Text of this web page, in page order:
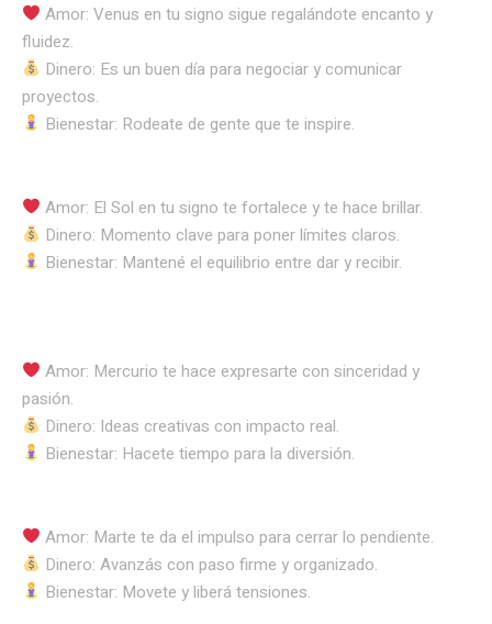
Amor: Venus en tu signo sigue regalándote encanto y
fluidez.
Dinero: Es un buen día para negociar y comunicar
proyectos.
Bienestar: Rodeate de gente que te inspire.
Amor: El Sol en tu signo te fortalece y te hace brillar.
Dinero: Momento clave para poner límites claros.
Bienestar: Mantené el equilibrio entre dar y recibir.
Amor: Mercurio te hace expresarte con sinceridad y
pasión.
Dinero: Ideas creativas con impacto real.
Bienestar: Hacete tiempo para la diversión.
Amor: Marte te da el impulso para cerrar lo pendiente.
Dinero: Avanzás con paso firme y organizado.
Bienestar: Movete y liberá tensiones.